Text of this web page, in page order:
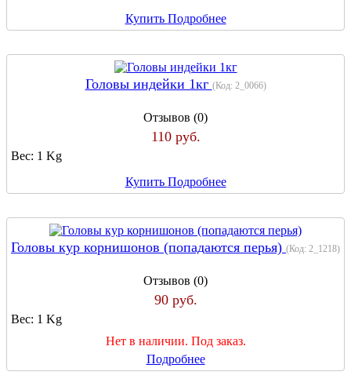
Купить Подробнее
Головы индейки 1кг (Код: 2_0066)
Отзывов (0)
110 руб.
Вес: 1 Kg
Купить Подробнее
Головы кур корнишонов (попадаются перья) (Код: 2_1218)
Отзывов (0)
90 руб.
Вес: 1 Kg
Нет в наличии. Под заказ.
Подробнее